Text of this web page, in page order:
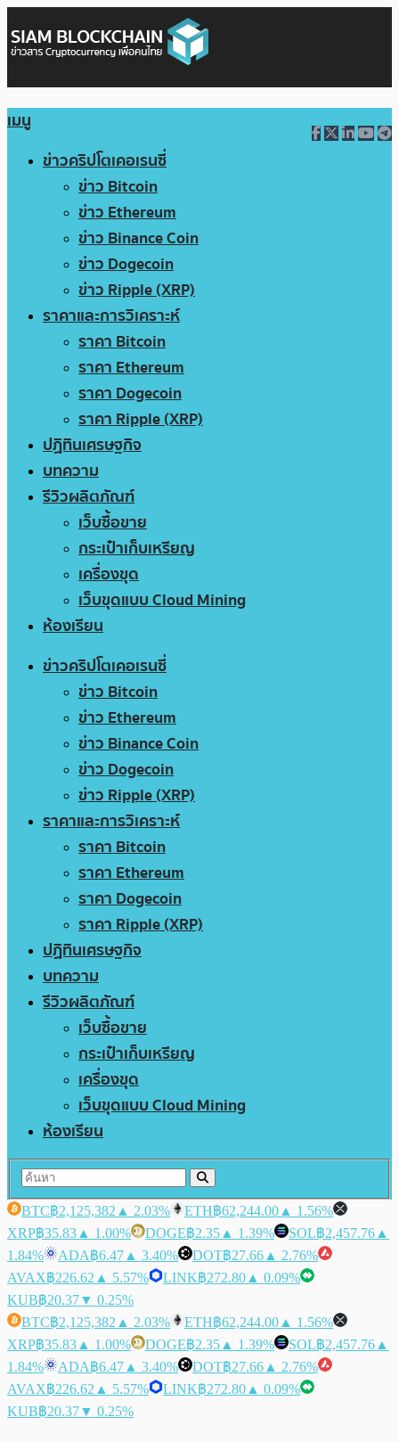
เมนู
ข่าวคริปโตเคอเรนซี่
ข่าว Bitcoin
ข่าว Ethereum
ข่าว Binance Coin
ข่าว Dogecoin
ข่าว Ripple (XRP)
ราคาและการวิเคราะห์
ราคา Bitcoin
ราคา Ethereum
ราคา Dogecoin
ราคา Ripple (XRP)
ปฏิทินเศรษฐกิจ
บทความ
รีวิวผลิตภัณฑ์
เว็บซื้อขาย
กระเป๋าเก็บเหรียญ
เครื่องขุด
เว็บขุดแบบ Cloud Mining
ห้องเรียน
ข่าวคริปโตเคอเรนซี่
ข่าว Bitcoin
ข่าว Ethereum
ข่าว Binance Coin
ข่าว Dogecoin
ข่าว Ripple (XRP)
ราคาและการวิเคราะห์
ราคา Bitcoin
ราคา Ethereum
ราคา Dogecoin
ราคา Ripple (XRP)
ปฏิทินเศรษฐกิจ
บทความ
รีวิวผลิตภัณฑ์
เว็บซื้อขาย
กระเป๋าเก็บเหรียญ
เครื่องขุด
เว็บขุดแบบ Cloud Mining
ห้องเรียน
BTC฿2,125,382 ▲ 2.03% ETH฿62,244.00 ▲ 1.56%
XRP฿35.83 ▲ 1.00% DOGE฿2.35 ▲ 1.39% SOL฿2,457.76 ▲
1.84%
ADA฿6.47 ▲ 3.40% DOT฿27.66 ▲ 2.76%
AVAX฿226.62 ▲ 5.57% LINK฿272.80 ▲ 0.09%
KUB฿20.37▼ 0.25%
BTC฿2,125,382 ▲ 2.03% ETH฿62,244.00 ▲ 1.56%
XRP฿35.83 ▲ 1.00% DOGE฿2.35 ▲ 1.39% SOL฿2,457.76 ▲
1.84%
ADA฿6.47 ▲ 3.40% DOT฿27.66 ▲ 2.76%
AVAX฿226.62 ▲ 5.57% LINK฿272.80 ▲ 0.09%
KUB฿20.37▼ 0.25%